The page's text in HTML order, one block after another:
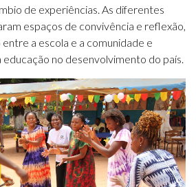
de experiências. As diferentes
espaços de convivência e reflexão,
a escola e a comunidade e
no desenvolvimento do país.